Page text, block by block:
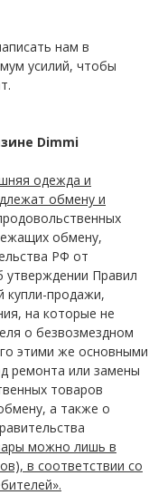
нам в
усилий, чтобы
Dimmi
одежда и
обмену и
обмену,
РФ от
утверждении Правил
купли-продажи,
на которые не
о безвозмездном
этими же основными
ремонта или замены
товаров
а также о
можно лишь в
в соответствии со